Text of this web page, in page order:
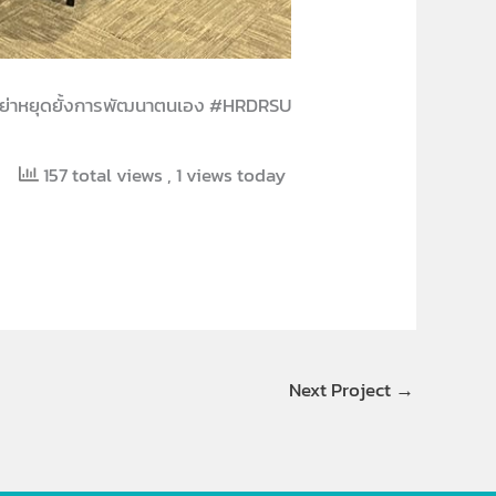
าหยุดยั้งการพัฒนาตนเอง #HRDRSU
157 total views , 1 views today
Next Project →